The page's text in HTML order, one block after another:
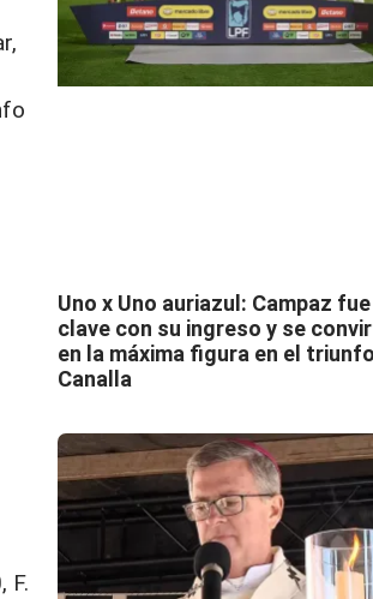
F.
Uno x Uno auriazul: Campaz fue
clave con su ingreso y se
en la máxima figura en el
Canalla